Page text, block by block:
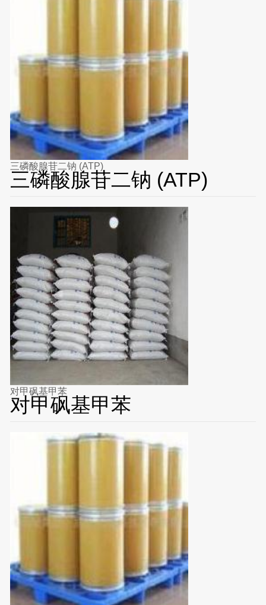
三磷酸腺苷二钠 (ATP)
三磷酸腺苷二钠 (ATP)
对甲砜基甲苯
对甲砜基甲苯